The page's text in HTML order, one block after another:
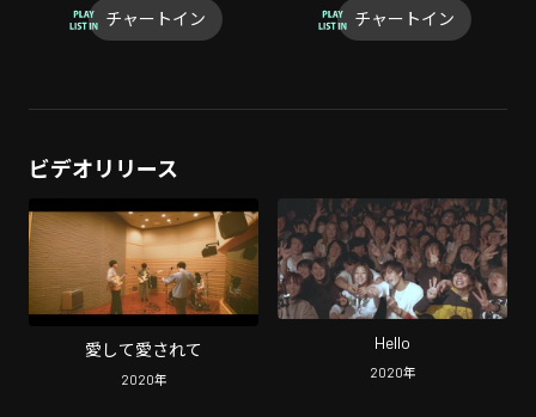
チャートイン チャートイン
ビデオリリース
愛して愛されて
2020年
Hello
2020年